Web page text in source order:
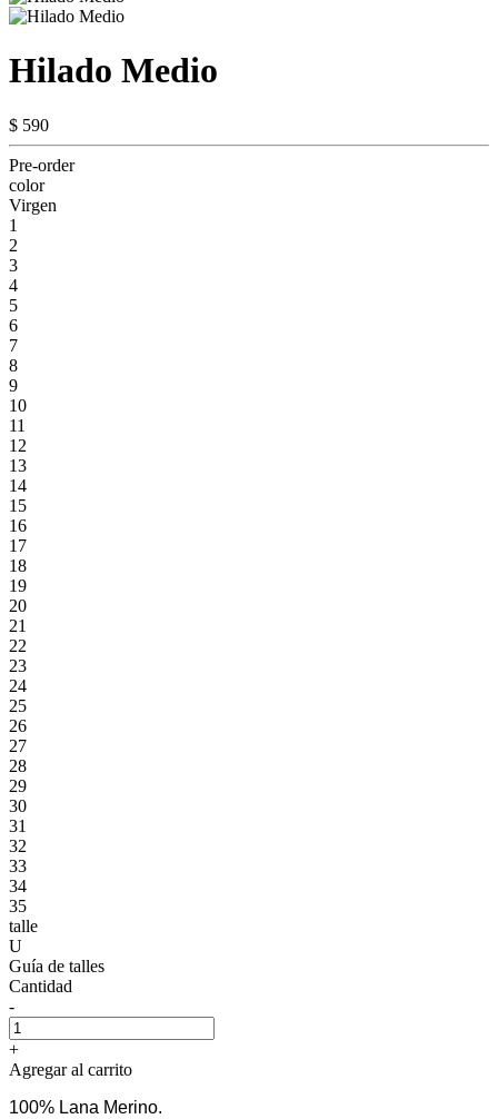
Hilado Medio
$ 590
Pre-order
color
Virgen
1
2
3
4
5
6
7
8
9
10
11
12
13
14
15
16
17
18
19
20
21
22
23
24
25
26
27
28
29
30
31
32
33
34
35
talle
U
Guía de talles
Cantidad
-
+
Agregar al carrito
100% Lana Merino.